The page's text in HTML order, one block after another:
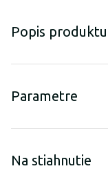
Popis produktu
Parametre
Na stiahnutie